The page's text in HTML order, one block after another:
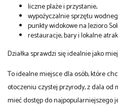
liczne plaże i przystanie,
wypożyczalnie sprzętu
punkty widokowe na Jezioro
restauracje, bary i lokalne
Działka sprawdzi się idealnie jako
To idealne miejsce dla osób, które
otoczeniu czystej przyrody, z dala od
mieć dostęp do najpopularniejszego